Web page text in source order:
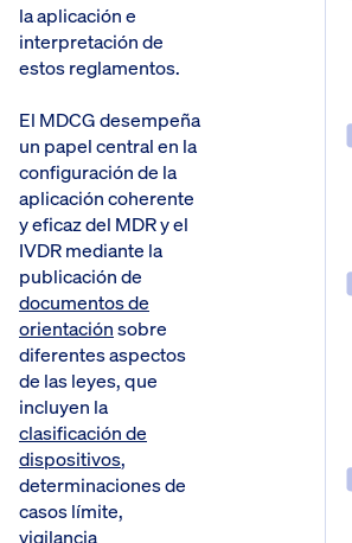
la aplicación e
interpretación de
estos reglamentos.
El MDCG desempeña
un papel central en la
configuración de la
aplicación coherente
y eficaz del MDR y el
IVDR mediante la
publicación de
documentos de
orientaciónsobre
diferentes aspectos
de las leyes, que
incluyen la
clasificación de
dispositivos,
determinaciones de
casos límite,
vigilancia